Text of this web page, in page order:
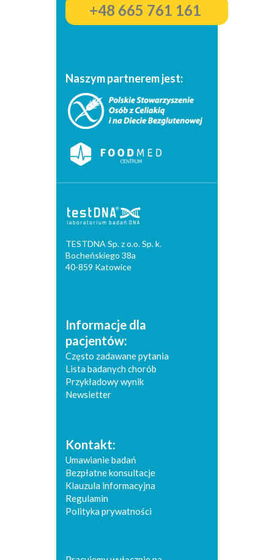
+48 665 761 161
Naszym partnerem jest:
TESTDNA Sp. z o.o. Sp. k.
Bocheńskiego 38a
40-859 Katowice
Informacje dla
pacjentów:
Często zadawane pytania
Lista badanych chorób
Przykładowy wynik
Newsletter
Kontakt:
Umawianie badań
Bezpłatne konsultacje
Klauzula informacyjna
Regulamin
Polityka prywatności